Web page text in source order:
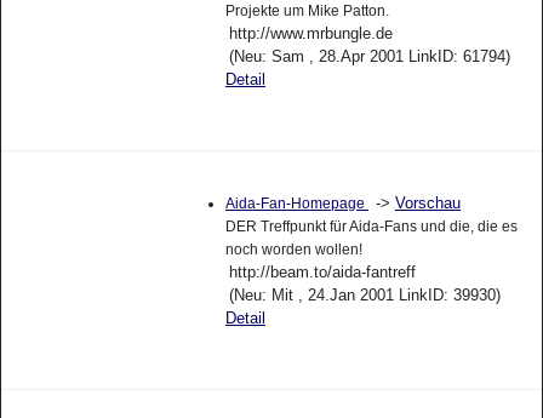
Projekte um Mike Patton.
http://www.mrbungle.de
(Neu: Sam , 28.Apr 2001 LinkID: 61794)
Detail
Aida-Fan-Homepage -> Vorschau
DER Treffpunkt für Aida-Fans und die, die es
noch worden wollen!
http://beam.to/aida-fantreff
(Neu: Mit , 24.Jan 2001 LinkID: 39930)
Detail